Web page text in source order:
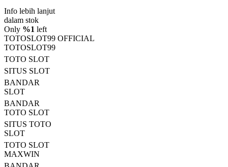
rating
rata-
rata.
Read
13
Reviews.
Tautan
halaman
yang
sama.
Info lebih lanjut
dalam stok
Only %1 left
TOTOSLOT99 OFFICIAL
TOTOSLOT99
TOTO SLOT
SITUS SLOT
BANDAR
SLOT
BANDAR
TOTO SLOT
SITUS TOTO
SLOT
TOTO SLOT
MAXWIN